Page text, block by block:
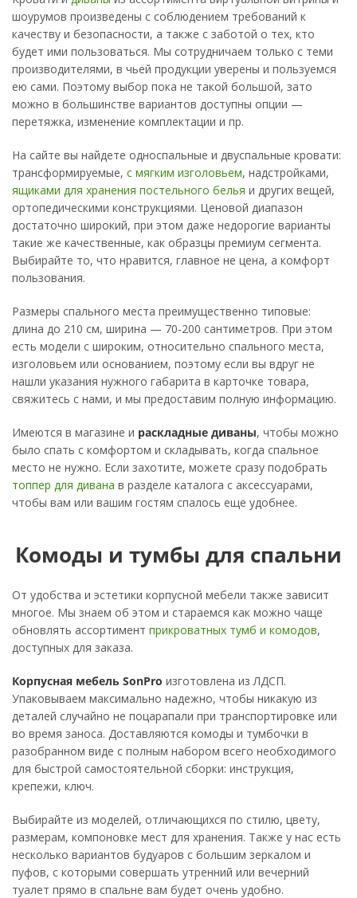
шоурумов произведены с соблюдением требований к
качеству и безопасности, а также с заботой о тех, кто
будет ими пользоваться. Мы сотрудничаем только с теми
производителями, в чьей продукции уверены и пользуемся
ею сами. Поэтому выбор пока не такой большой, зато
можно в большинстве вариантов доступны опции —
перетяжка, изменение комплектации и пр.
На сайте вы найдете односпальные и двуспальные кровати:
трансформируемые, с мягким изголовьем, надстройками,
ящиками для хранения постельного белья и других вещей,
ортопедическими конструкциями. Ценовой диапазон
достаточно широкий, при этом даже недорогие варианты
такие же качественные, как образцы премиум сегмента.
Выбирайте то, что нравится, главное не цена, а комфорт
пользования.
Размеры спального места преимущественно типовые:
длина до 210 см, ширина — 70-200 сантиметров. При этом
есть модели с широким, относительно спального места,
изголовьем или основанием, поэтому если вы вдруг не
нашли указания нужного габарита в карточке товара,
свяжитесь с нами, и мы предоставим полную информацию.
Имеются в магазине и раскладные диваны, чтобы можно
было спать с комфортом и складывать, когда спальное
место не нужно. Если захотите, можете сразу подобрать
топпер для дивана в разделе каталога с аксессуарами,
чтобы вам или вашим гостям спалось еще удобнее.
Комоды и тумбы для спальни
От удобства и эстетики корпусной мебели также зависит
многое. Мы знаем об этом и стараемся как можно чаще
обновлять ассортимент прикроватных тумб и комодов,
доступных для заказа.
Корпусная мебель SonPro изготовлена из ЛДСП.
Упаковываем максимально надежно, чтобы никакую из
деталей случайно не поцарапали при транспортировке или
во время заноса. Доставляются комоды и тумбочки в
разобранном виде с полным набором всего необходимого
для быстрой самостоятельной сборки: инструкция,
крепежи, ключ.
Выбирайте из моделей, отличающихся по стилю, цвету,
размерам, компоновке мест для хранения. Также у нас есть
несколько вариантов будуаров с большим зеркалом и
пуфов, с которыми совершать утренний или вечерний
туалет прямо в спальне вам будет очень удобно.